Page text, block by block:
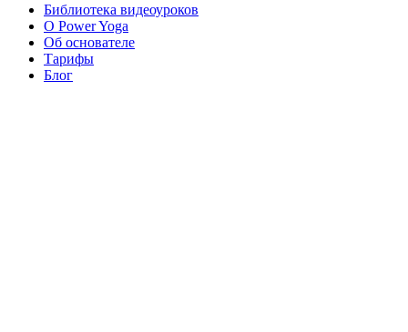
Библиотека видеоуроков
О Power Yoga
Об основателе
Тарифы
Блог